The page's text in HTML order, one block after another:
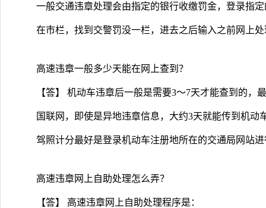
一般交通违章处理会由指定的银行收缴罚金，登录指
在市栏，找到交警罚没一栏，进去之后输入之前网上
高速违章一般多少天能在网上查到？
【答】 机动车违章后一般是需要3～7天才能查到的，
国联网，即使是异地违章信息，大约3天就能传到机
驾照计分最好是登录机动车注册地所在的交通局网站
高速违章网上自助处理怎么弄？
【答】 高速违章网上自助处理程序是：